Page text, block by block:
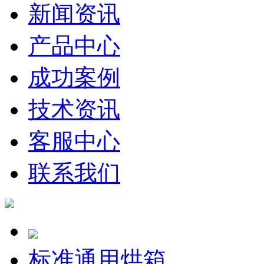
新闻资讯
产品中心
成功案例
技术资讯
客服中心
联系我们